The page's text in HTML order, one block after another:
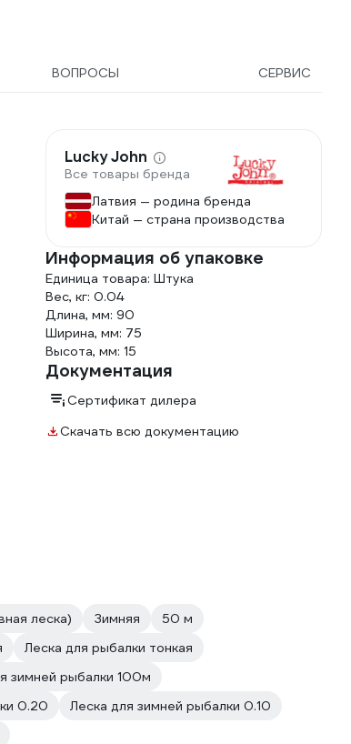
ВОПРОСЫ СЕРВИС
Lucky John
Все товары бренда
Латвия — родина бренда
Китай — страна производства
Информация об упаковке
Единица товара: Штука
Вес, кг: 0.04
Длина, мм: 90
Ширина, мм: 75
Высота, мм: 15
Документация
Сертификат дилера
Скачать всю документацию
леска) Зимняя
50 м
Леска для рыбалки тонкая
зимней рыбалки 100м
0.20
Леска для зимней рыбалки 0.10